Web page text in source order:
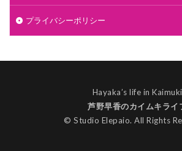
プライバシーポリシー
Hayaka’s life in Kaimuki
芦野早香のカイムキライ
© Studio Elepaio. All Rights